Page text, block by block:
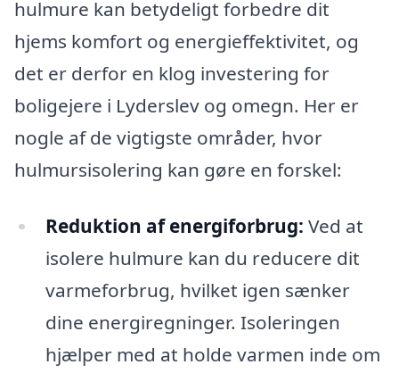
hulmure kan betydeligt forbedre dit
hjems komfort og energieffektivitet, og
det er derfor en klog investering for
boligejere i Lyderslev og omegn. Her er
nogle af de vigtigste områder, hvor
hulmursisolering kan gøre en forskel:
Reduktion af energiforbrug: Ved at
isolere hulmure kan du reducere dit
varmeforbrug, hvilket igen sænker
dine energiregninger. Isoleringen
hjælper med at holde varmen inde om